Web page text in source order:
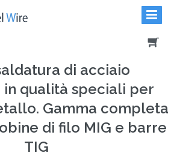
di acciaio
in qualità speciali per
Gamma completa
di filo MIG e barre
TIG